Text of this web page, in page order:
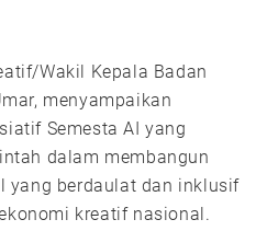
Wakil Kepala Badan
menyampaikan
Semesta AI yang
dalam membangun
yang berdaulat dan inklusif
kreatif nasional.